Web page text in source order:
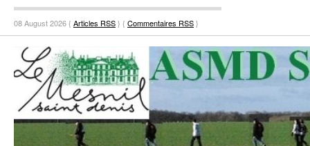
08 August 2026 { Articles RSS} { Commentaires RSS}